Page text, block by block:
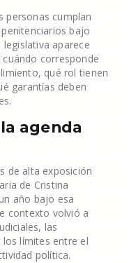
personas cumplan
bajo
aparece
corresponde
qué rol tienen
garantías deben
agenda
de alta exposición
de Cristina
año bajo esa
contexto volvió a
las
límites entre el
política.